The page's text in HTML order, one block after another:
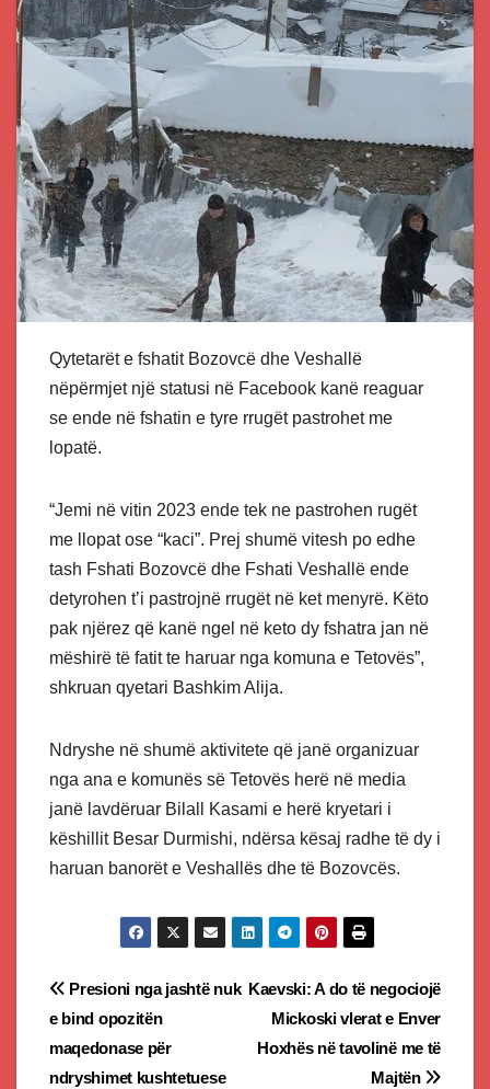
Qytetarët e fshatit Bozovcë dhe Veshallë
nëpërmjet një statusi në Facebook kanë reaguar
se ende në fshatin e tyre rrugët pastrohet me
lopatë.
“Jemi në vitin 2023 ende tek ne pastrohen rugët
me llopat ose “kaci”. Prej shumë vitesh po edhe
tash Fshati Bozovcë dhe Fshati Veshallë ende
detyrohen t’i pastrojnë rrugët në ket menyrë. Këto
pak njërez që kanë ngel në keto dy fshatra jan në
mëshirë të fatit te haruar nga komuna e Tetovës”,
shkruan qyetari Bashkim Alija.
Ndryshe në shumë aktivitete që janë organizuar
nga ana e komunës së Tetovës herë në media
janë lavdëruar Bilall Kasami e herë kryetari i
këshillit Besar Durmishi, ndërsa kësaj radhe të dy i
haruan banorët e Veshallës dhe të Bozovcës.
Post
navigation
Kaevski: A do të negociojë
Mickoski vlerat e Enver
Hoxhës në tavolinë me të
Majtën
Presioni nga jashtë nuk
e bind opozitën
maqedonase për
ndryshimet kushtetuese